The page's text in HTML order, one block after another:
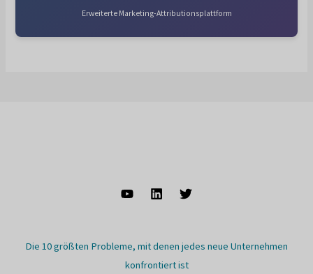
Erweiterte Marketing-Attributionsplattform
Die 10 größten Probleme, mit denen jedes neue Unternehmen
konfrontiert ist